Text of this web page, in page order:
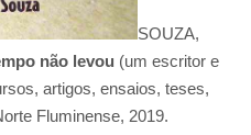
SOUZA,
não levou (um escritor e
artigos, ensaios, teses,
Fluminense, 2019.